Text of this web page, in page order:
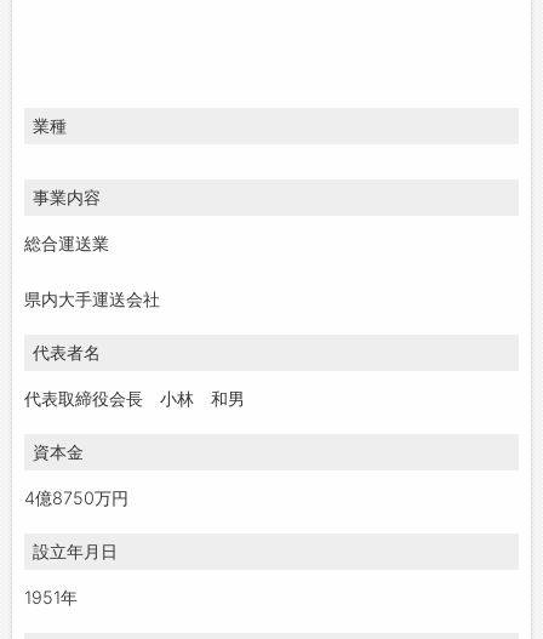
業種
事業内容
総合運送業
県内大手運送会社
代表者名
代表取締役会長 小林 和男
資本金
4億8750万円
設立年月日
1951年